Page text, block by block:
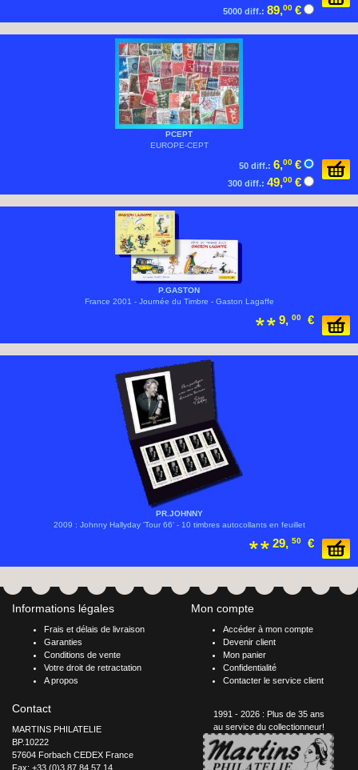
5000 diff.: 89,00 €
PCEPT
EUROPE-CEPT
50 diff.: 6,00 €
300 diff.: 49,00 €
P.GASTON
France 2001 - Journée du Timbre - Gaston Lagaffe
9, 00 €
PR.JOHNNY
2009 : Johnny Hallyday 'Tour 66' - 10 timbres autocollants en feuillet
29, 50 €
Informations légales
Frais et délais de livraison
Garanties
Conditions de vente
Votre droit de retractation
A propos
Mon compte
Accéder à mon compte
Devenir client
Mon panier
Confidentialité
Contacter le service client
Contact
MARTINS PHILATELIE
BP.10222
57604 Forbach CEDEX France
Fax: +33 (0)3 87 84 57 14
1991 - 2026 : Plus de 35 ans
au service du collectionneur!